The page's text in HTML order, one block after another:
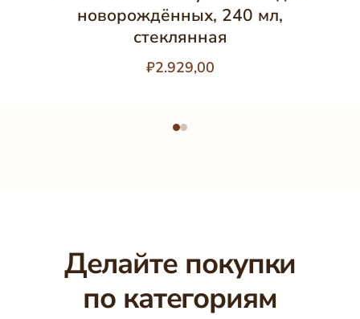
новорождённых, 240 мл,
стеклянная
₽2.929,00
Делайте покупки
по категориям